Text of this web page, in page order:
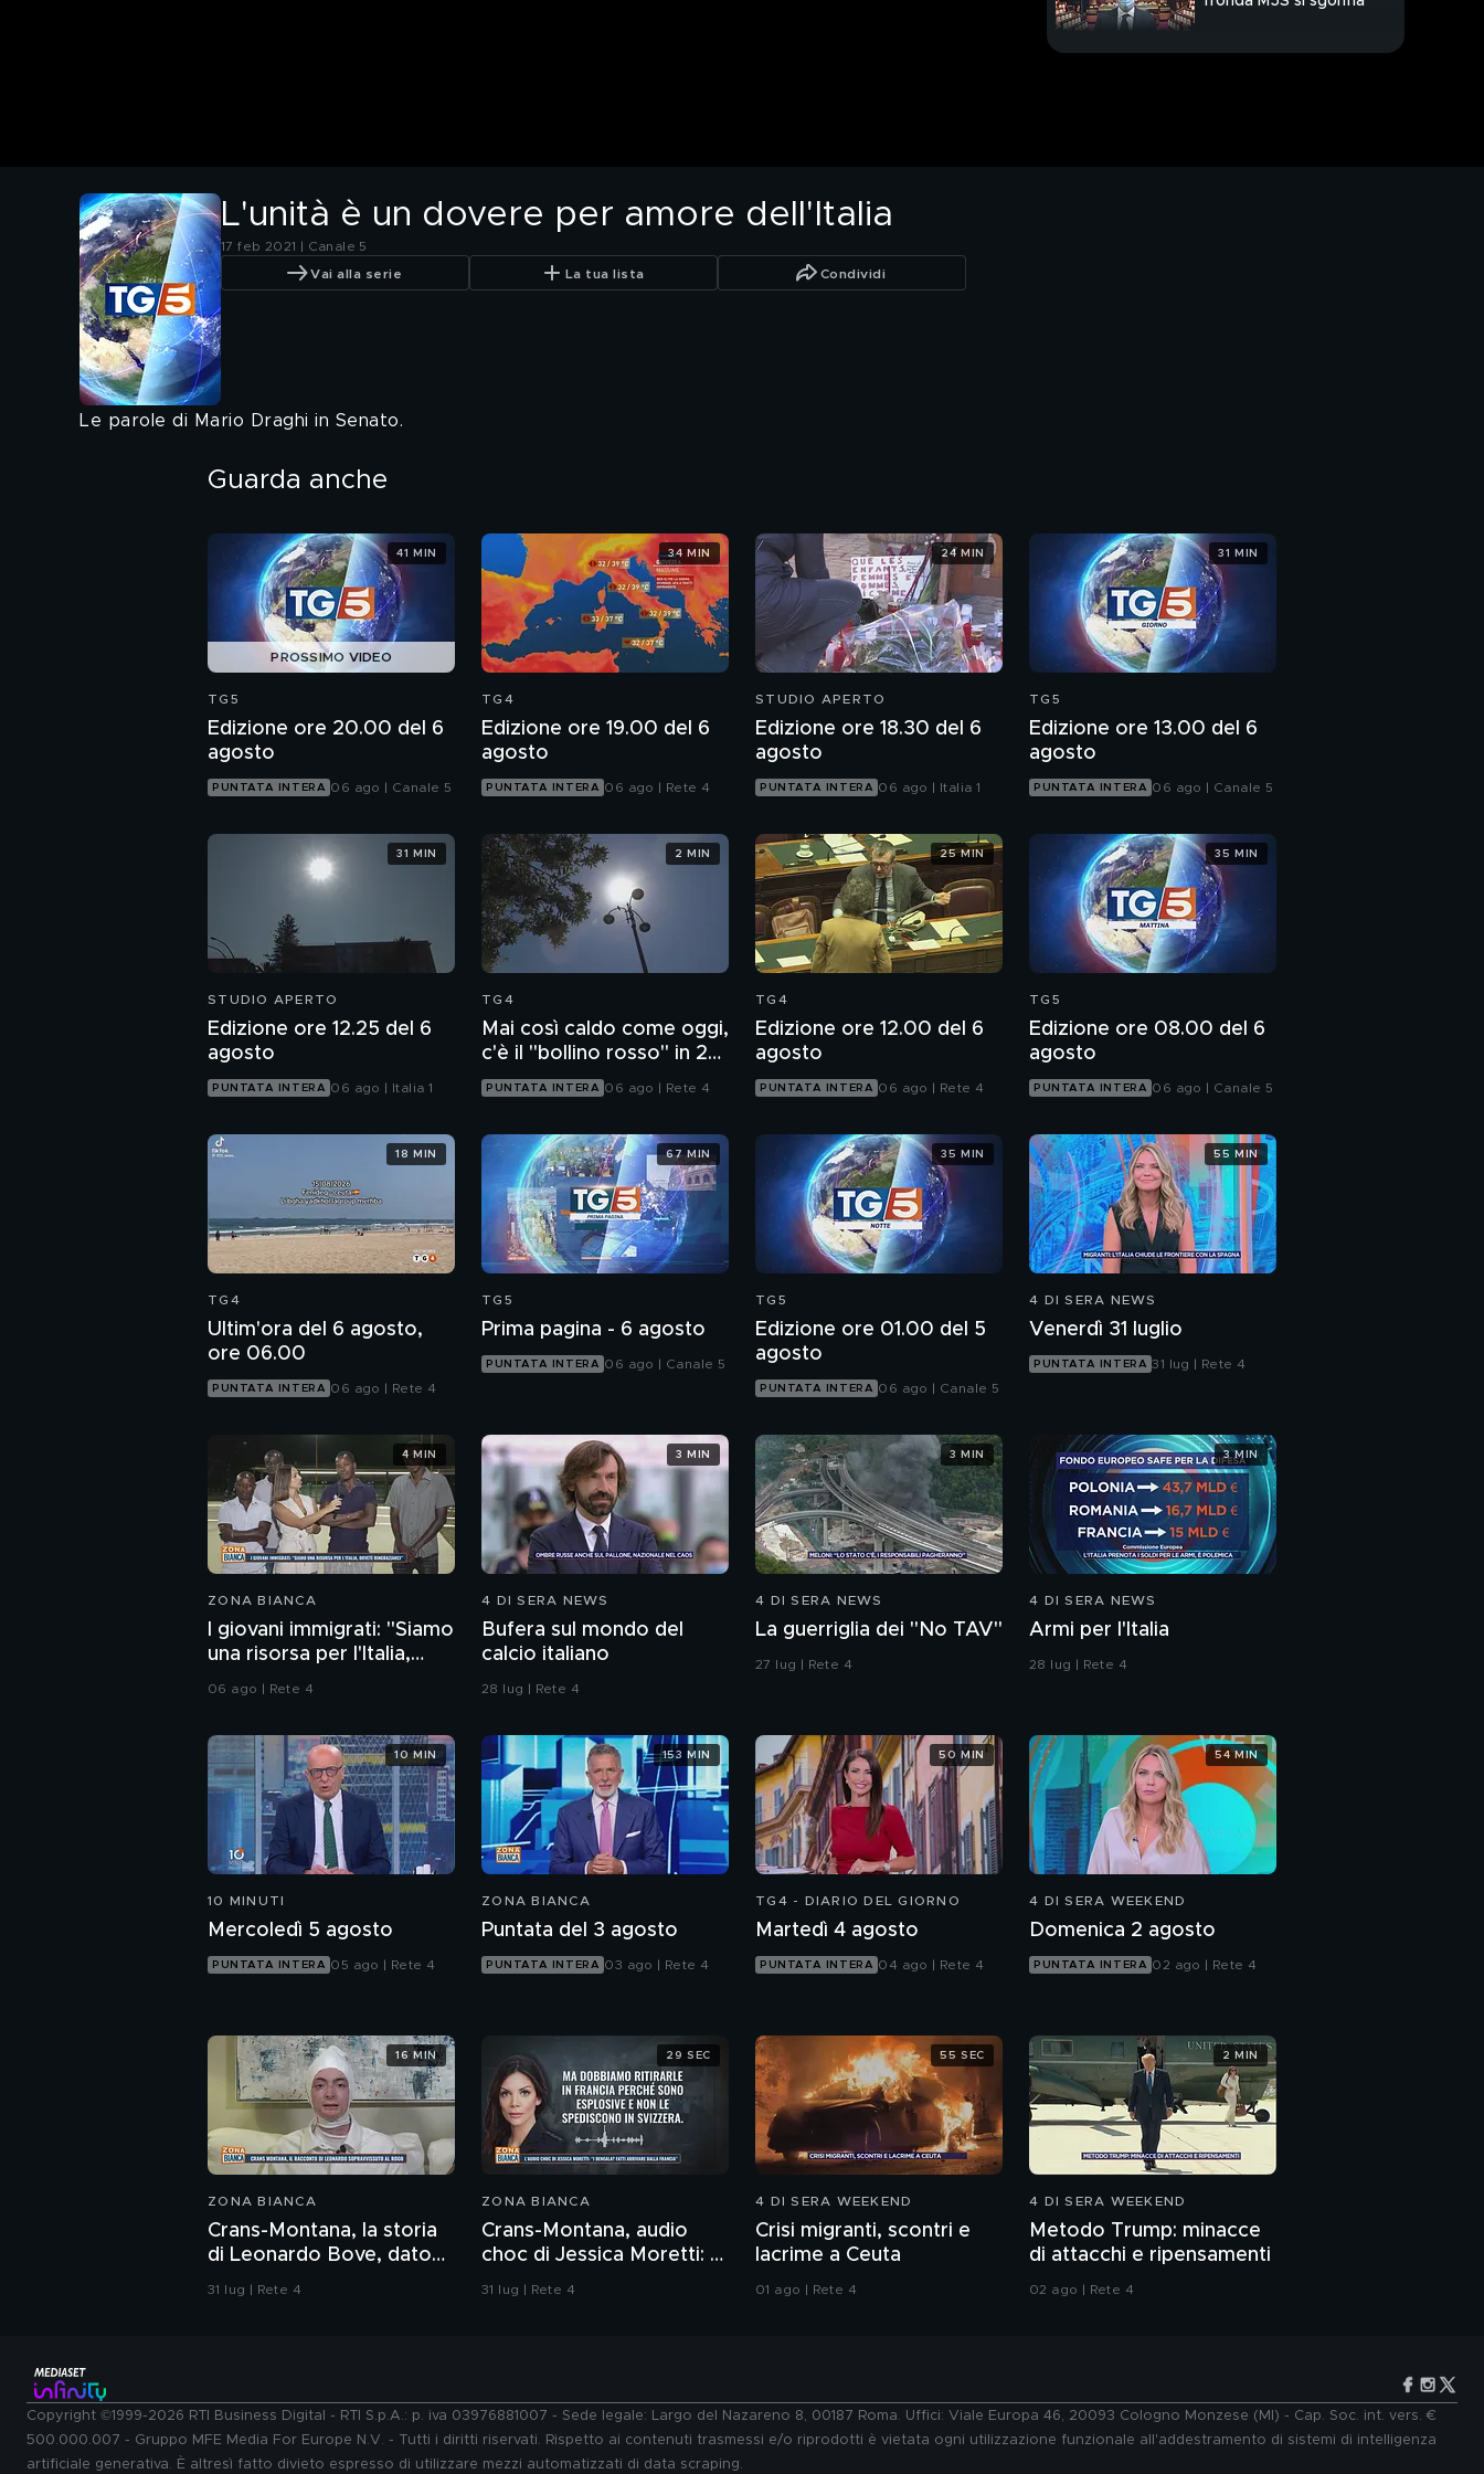
L'unità è un dovere per amore dell'Italia
17 feb 2021 | Canale 5
Vai alla serie La tua lista Condividi
Le parole di Mario Draghi in Senato.
Guarda anche
PROSSIMO VIDEO
TG5
Edizione ore 20.00 del 6
agosto
PUNTATA INTERA 06 ago | Canale 5
41 MIN
TG4
Edizione ore 19.00 del 6
agosto
PUNTATA INTERA 06 ago | Rete 4
34 MIN
STUDIO APERTO
Edizione ore 18.30 del 6
agosto
PUNTATA INTERA 06 ago | Italia 1
24 MIN
TG5
Edizione ore 13.00 del 6
agosto
PUNTATA INTERA 06 ago | Canale 5
31 MIN
STUDIO APERTO
Edizione ore 12.25 del 6
agosto
PUNTATA INTERA 06 ago | Italia 1
31 MIN
TG4
Mai così caldo come oggi,
c'è il "bollino rosso" in 27
città
PUNTATA INTERA 06 ago | Rete 4
2 MIN
TG4
Edizione ore 12.00 del 6
agosto
PUNTATA INTERA 06 ago | Rete 4
25 MIN
TG5
Edizione ore 08.00 del 6
agosto
PUNTATA INTERA 06 ago | Canale 5
35 MIN
TG4
Ultim'ora del 6 agosto,
ore 06.00
PUNTATA INTERA 06 ago | Rete 4
18 MIN
TG5
Prima pagina - 6 agosto
PUNTATA INTERA 06 ago | Canale 5
67 MIN
TG5
Edizione ore 01.00 del 5
agosto
PUNTATA INTERA 06 ago | Canale 5
35 MIN
4 DI SERA NEWS
Venerdì 31 luglio
PUNTATA INTERA 31 lug | Rete 4
55 MIN
ZONA BIANCA
I giovani immigrati: "Siamo
una risorsa per l'Italia,
dovete ringraziarci"
06 ago | Rete 4
4 MIN
4 DI SERA NEWS
Bufera sul mondo del
calcio italiano
28 lug | Rete 4
3 MIN
4 DI SERA NEWS
La guerriglia dei "No TAV"
27 lug | Rete 4
3 MIN
4 DI SERA NEWS
Armi per l'Italia
28 lug | Rete 4
3 MIN
10 MINUTI
Mercoledì 5 agosto
PUNTATA INTERA 05 ago | Rete 4
10 MIN
ZONA BIANCA
Puntata del 3 agosto
PUNTATA INTERA 03 ago | Rete 4
153 MIN
TG4 - DIARIO DEL GIORNO
Martedì 4 agosto
PUNTATA INTERA 04 ago | Rete 4
50 MIN
4 DI SERA WEEKEND
Domenica 2 agosto
PUNTATA INTERA 02 ago | Rete 4
54 MIN
ZONA BIANCA
Crans-Montana, la storia
di Leonardo Bove, dato
per disperso nel rogo
31 lug | Rete 4
16 MIN
ZONA BIANCA
Crans-Montana, audio
choc di Jessica Moretti: "I
bengala? Fatti arrivare
31 lug | Rete 4
29 SEC
4 DI SERA WEEKEND
Crisi migranti, scontri e
lacrime a Ceuta
01 ago | Rete 4
55 SEC
4 DI SERA WEEKEND
Metodo Trump: minacce
di attacchi e ripensamenti
02 ago | Rete 4
2 MIN
Copyright ©1999-2026 RTI Business Digital - RTI S.p.A.: p. iva 03976881007 - Sede legale: Largo del Nazareno 8, 00187 Roma. Uffici: Viale Europa 46, 20093 Cologno Monzese (MI) - Cap. Soc. int. vers. €
500.000.007 - Gruppo MFE Media For Europe N.V. - Tutti i diritti riservati. Rispetto ai contenuti trasmessi e/o riprodotti è vietata ogni utilizzazione funzionale all'addestramento di sistemi di intelligenza
artificiale generativa. È altresì fatto divieto espresso di utilizzare mezzi automatizzati di data scraping.